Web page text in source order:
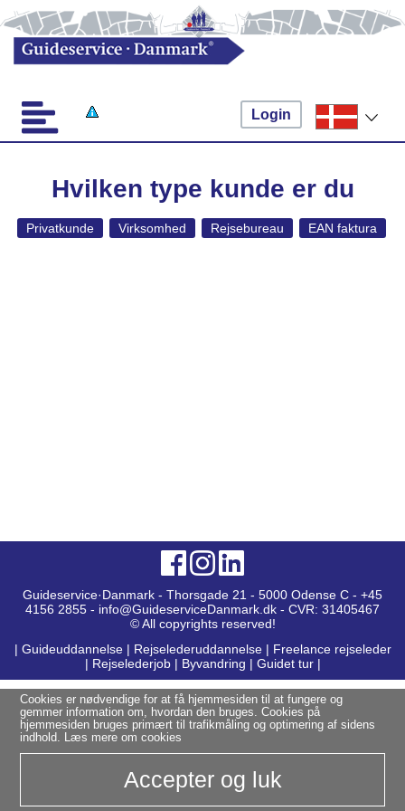
Login
Hvilken type kunde er du
Privatkunde Virksomhed Rejsebureau EAN faktura
Guideservice·Danmark - Thorsgade 21 - 5000 Odense C - +45
4156 2855 - info@GuideserviceDanmark.dk - CVR: 31405467
© All copyrights reserved!
| Guideuddannelse | Rejselederuddannelse | Freelance rejseleder
| Rejselederjob| Byvandring | Guidet tur|
Cookies er nødvendige for at få hjemmesiden til at fungere og
gemmer information om, hvordan den bruges. Cookies på
hjemmesiden bruges primært til trafikmåling og optimering af sidens
indhold. Læs mere om cookies
Accepter og luk